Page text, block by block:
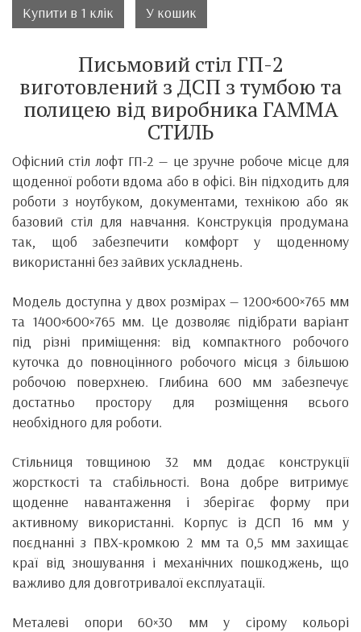
Купити в 1 клік У кошик
Письмовий стіл ГП-2
виготовлений з ДСП з тумбою та
полицею від виробника ГАММА
СТИЛЬ
Офісний стіл лофт ГП-2 — це зручне робоче місце для
щоденної роботи вдома або в офісі. Він підходить для
роботи з ноутбуком, документами, технікою або як
базовий стіл для навчання. Конструкція продумана
так, щоб забезпечити комфорт у щоденному
використанні без зайвих ускладнень.
Модель доступна у двох розмірах — 1200×600×765 мм
та 1400×600×765 мм. Це дозволяє підібрати варіант
під різні приміщення: від компактного робочого
куточка до повноцінного робочого місця з більшою
робочою поверхнею. Глибина 600 мм забезпечує
достатньо простору для розміщення всього
необхідного для роботи.
Стільниця товщиною 32 мм додає конструкції
жорсткості та стабільності. Вона добре витримує
щоденне навантаження і зберігає форму при
активному використанні. Корпус із ДСП 16 мм у
поєднанні з ПВХ-кромкою 2 мм та 0,5 мм захищає
краї від зношування і механічних пошкоджень, що
важливо для довготривалої експлуатації.
Металеві опори 60×30 мм у сірому кольорі